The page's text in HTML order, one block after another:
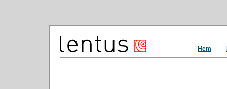
Hem